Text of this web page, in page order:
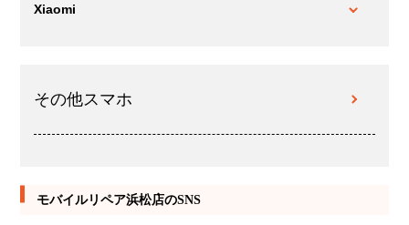
Xiaomi
その他スマホ
モバイルリペア浜松店のSNS